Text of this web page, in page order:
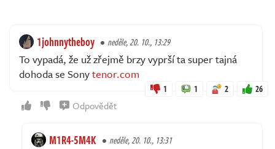
1johnnytheboy neděle, 20. 10., 13:29
To vypadá, že už zřejmě brzy vyprší ta super tajná
dohoda se Sonytenor.com
1 1 2 26
Odpovědět
M1R4-5M4K neděle, 20. 10., 13:31